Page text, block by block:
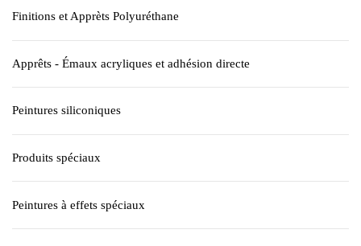
Finitions et Apprèts Polyuréthane
Apprêts - Émaux acryliques et adhésion directe
Peintures siliconiques
Produits spéciaux
Peintures à effets spéciaux